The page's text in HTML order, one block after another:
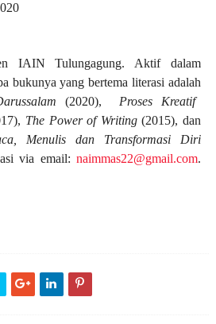
IAIN Tulungagung. Aktif dalam
bukunya yang bertema literasi adalah
(2020),
Proses Kreatif
The Power of Writing(2015), dan
Menulis dan Transformasi Diri
via email:naimmas22@gmail.com.